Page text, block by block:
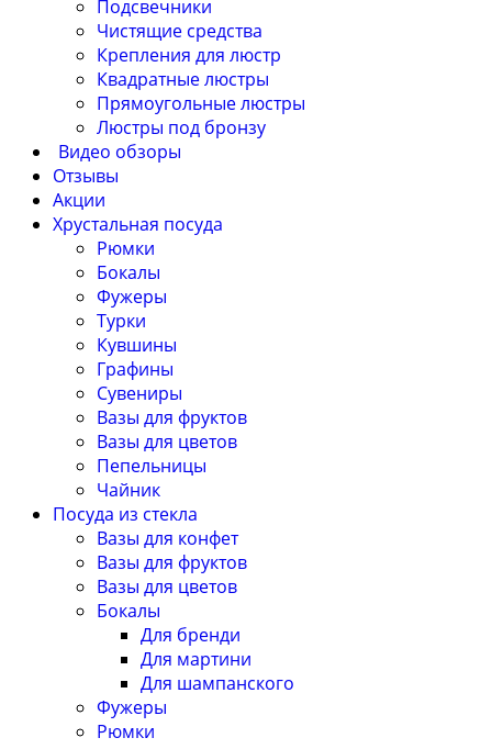
Подсвечники
Чистящие средства
Крепления для люстр
Квадратные люстры
Прямоугольные люстры
Люстры под бронзу
Видео обзоры
Отзывы
Акции
Хрустальная посуда
Рюмки
Бокалы
Фужеры
Турки
Кувшины
Графины
Сувениры
Вазы для фруктов
Вазы для цветов
Пепельницы
Чайник
Посуда из стекла
Вазы для конфет
Вазы для фруктов
Вазы для цветов
Бокалы
Для бренди
Для мартини
Для шампанского
Фужеры
Рюмки